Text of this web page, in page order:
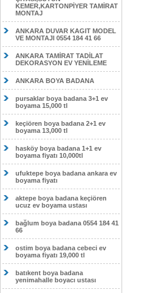
KEMER,KARTONPİYER TAMİRAT
MONTAJ
ANKARA DUVAR KAGIT MODEL
VE MONTAJI 0554 184 41 66
ANKARA TAMİRAT TADİLAT
DEKORASYON EV YENİLEME
ANKARA BOYA BADANA
pursaklar boya badana 3+1 ev
boyama 15,000 tl
keçiören boya badana 2+1 ev
boyama 13,000 tl
hasköy boya badana 1+1 ev
boyama fiyatı 10,000tl
ufuktepe boya badana ankara ev
boyama fiyatı
aktepe boya badana keçiören
ucuz ev boyama ustası
bağlum boya badana 0554 184 41
66
ostim boya badana cebeci ev
boyama fiyatı 19,000 tl
batıkent boya badana
yenimahalle boyacı ustası